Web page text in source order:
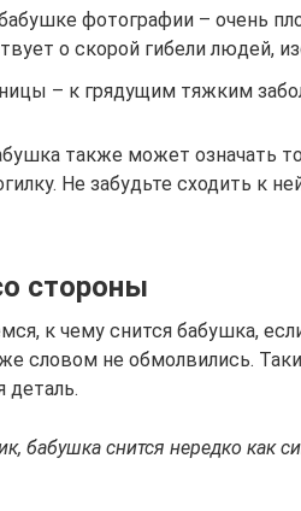
фотографии – очень
о скорой гибели людей,
– к грядущим тяжким
также может означать
Не забудьте сходить к
стороны
к чему снится бабушка,
словом не обмолвились.
деталь.
бабушка снится нередко как